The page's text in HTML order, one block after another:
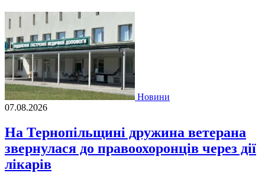
Новини
07.08.2026
На Тернопільщині дружина ветерана
звернулася до правоохоронців через дії
лікарів